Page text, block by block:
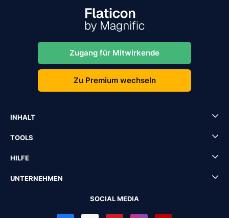
Zugang für Mitwirkende
Zu Premium wechseln
INHALT
TOOLS
HILFE
UNTERNEHMEN
SOCIAL MEDIA